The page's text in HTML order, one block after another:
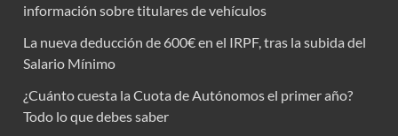
información sobre titulares de vehículos
La nueva deducción de 600€ en el IRPF, tras la subida del
Salario Mínimo
¿Cuánto cuesta la Cuota de Autónomos el primer año?
Todo lo que debes saber